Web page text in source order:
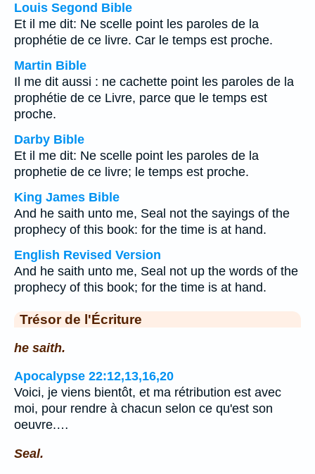
Louis Segond Bible
Et il me dit: Ne scelle point les paroles de la
prophétie de ce livre. Car le temps est proche.
Martin Bible
Il me dit aussi : ne cachette point les paroles de la
prophétie de ce Livre, parce que le temps est
proche.
Darby Bible
Et il me dit: Ne scelle point les paroles de la
prophetie de ce livre; le temps est proche.
King James Bible
And he saith unto me, Seal not the sayings of the
prophecy of this book: for the time is at hand.
English Revised Version
And he saith unto me, Seal not up the words of the
prophecy of this book; for the time is at hand.
Trésor de l'Écriture
he saith.
Apocalypse 22:12,13,16,20
Voici, je viens bientôt, et ma rétribution est avec
moi, pour rendre à chacun selon ce qu'est son
oeuvre.…
Seal.